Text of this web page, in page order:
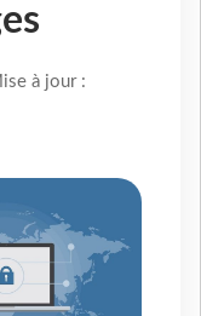
à jour :